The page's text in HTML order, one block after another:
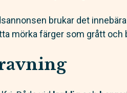
brukar det
mörka färger som grått och